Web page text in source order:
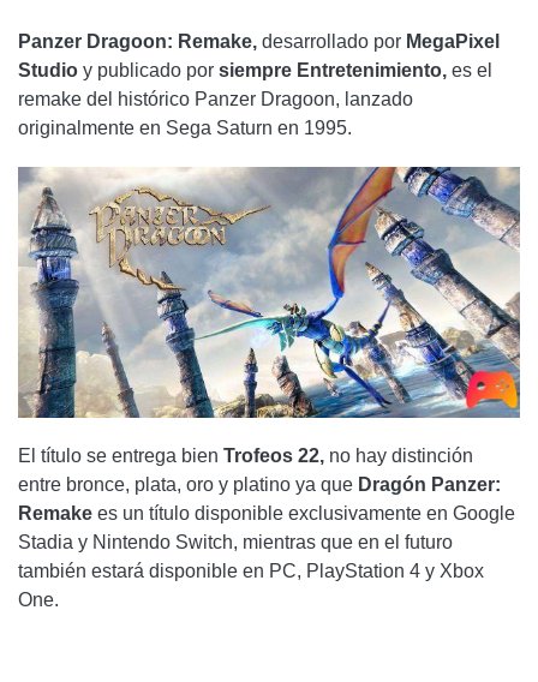
Panzer Dragoon: Remake, desarrollado por MegaPixel
Studio y publicado por siempre Entretenimiento, es el
remake del histórico Panzer Dragoon, lanzado
originalmente en Sega Saturn en 1995.
El título se entrega bien Trofeos 22, no hay distinción
entre bronce, plata, oro y platino ya que Dragón Panzer:
Remake es un título disponible exclusivamente en Google
Stadia y Nintendo Switch, mientras que en el futuro
también estará disponible en PC, PlayStation 4 y Xbox
One.